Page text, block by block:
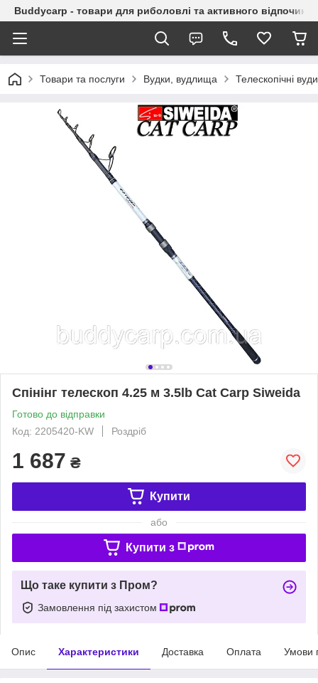
Buddycarp - товари для риболовлі та активного
Товари та послуги Вудки, вудлища Телескопічні
Спінінг телескоп 4.25 м 3.5lb Cat Carp Siweida
Готово до відправки
Код: 2205420-KW
Роздріб
1 687 ₴
Купити
або
Купити з
Що таке купити з Пром?
Замовлення під захистом
Опис Характеристики Доставка Оплата Умови